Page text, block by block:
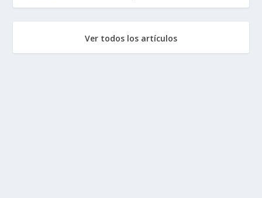
Ver todos los artículos